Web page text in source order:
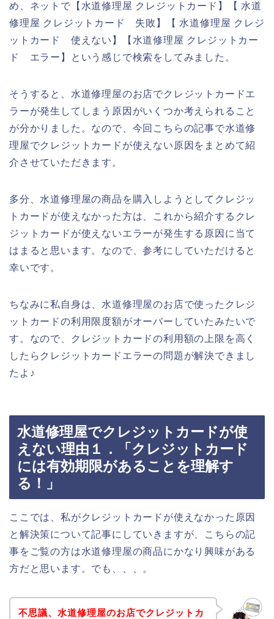
め、ネットで【水道修理屋 クレジットカード】【 水道
修理屋 クレジットカード 失敗】【 水道修理屋 クレジ
ットカード 使えない】【水道修理屋 クレジットカー
ド エラー】という感じで検索をしてみました。
そうすると、水道修理屋のお店でクレジットカードエ
ラーが発生してしまう原因がいくつか考えられること
が分かりました。なので、今回こちらの記事で水道修
理屋でクレジットカードが使えない原因をまとめて紹
介させていただきます。
多分、水道修理屋の商品を購入しようとしてクレジッ
トカードが使えなかった方は、これから紹介するクレ
ジットカードが使えないエラーが発生する原因に当て
はまると思います。なので、参考にしていただけると
幸いです。
ちなみに私自身は、水道修理屋のお店で使ったクレジ
ットカードの利用限度額がオーバーしていたみたいで
す。なので、クレジットカードの利用額の上限を高く
したらクレジットカードエラーの問題が解決できまし
たよ♪
水道修理屋でクレジットカードが使
えない理由１．「クレジットカード
には有効期限があることを理解す
る！」
ここでは、私がクレジットカードが使えなかった原因
と解決策について記事にしていきますが、こちらの記
事をご覧の方は水道修理屋の商品にかなり興味がある
方だと思います。でも、、、。
不思議、水道修理屋のお店でクレジットカ